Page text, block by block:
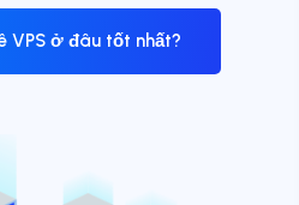
VPS ở đâu tốt nhất?